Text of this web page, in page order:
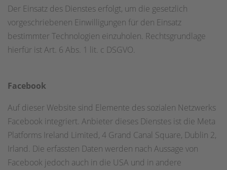
Der Einsatz des Dienstes erfolgt, um die gesetzlich
vorgeschriebenen Einwilligungen für den Einsatz
bestimmter Technologien einzuholen. Rechtsgrundlage
hierfür ist Art. 6 Abs. 1 lit. c DSGVO.
Facebook
Auf dieser Website sind Elemente des sozialen Netzwerks
Facebook integriert. Anbieter dieses Dienstes ist die Meta
Platforms Ireland Limited, 4 Grand Canal Square, Dublin 2,
Irland. Die erfassten Daten werden nach Aussage von
Facebook jedoch auch in die USA und in andere